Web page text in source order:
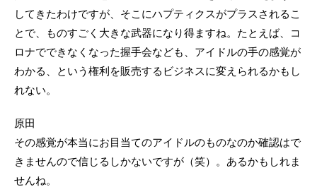
してきたわけですが、そこにハプティクスがプラスされるこ
とで、ものすごく大きな武器になり得ますね。たとえば、コ
ロナでできなくなった握手会なども、アイドルの手の感覚が
わかる、という権利を販売するビジネスに変えられるかもし
れない。
原田
その感覚が本当にお目当てのアイドルのものなのか確認はで
きませんので信じるしかないですが（笑）。あるかもしれま
せんね。